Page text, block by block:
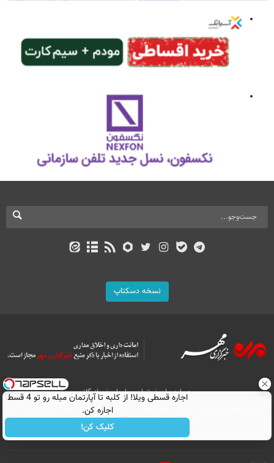
نسخه دسکتاپ
درباره ما تماس با ما
بازرگانی
All Content by Mehr News Agency is licensed under a Creative Commons
Attribution 4.0 International License.
اجاره‌ قسطی ویلا! از کلبه تا آپارتمان مبله رو تو 4 قسط
اجاره کن.
کلیک کن!